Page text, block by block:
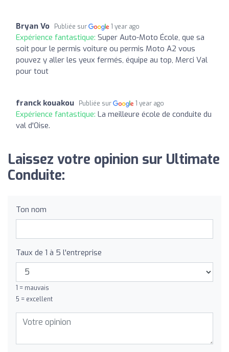
Bryan Vo Publiée sur 1 year ago
Expérience fantastique: Super Auto-Moto École, que sa
soit pour le permis voiture ou permis Moto A2 vous
pouvez y aller les yeux fermés, équipe au top, Merci Val
pour tout
franck kouakou Publiée sur 1 year ago
Expérience fantastique: La meilleure école de conduite du
val d'Oise.
Laissez votre opinion sur Ultimate
Conduite:
Ton nom
Taux de 1 à 5 l'entreprise
1 = mauvais
5 = excellent